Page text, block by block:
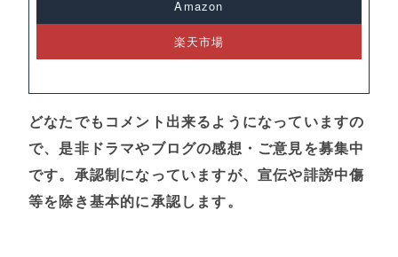
Amazon
楽天市場
どなたでもコメント出来るようになっていますの
で、是非ドラマやブログの感想・ご意見を募集中
です。承認制になっていますが、宣伝や誹謗中傷
等を除き基本的に承認します。